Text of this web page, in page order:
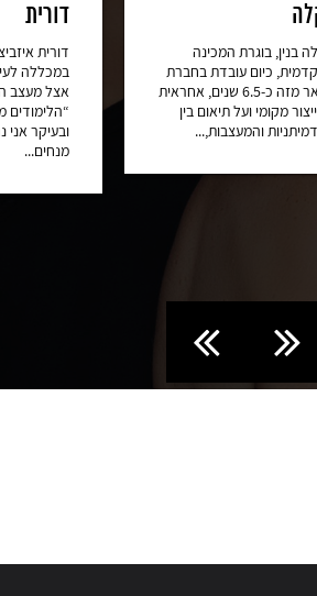
בנין, בוגרת המכינה
כיום עובדת בחברת
רנואר מזה כ-6.5 שנים, אחראית
מקומי ועל תיאום בין
והמעצבות,...
דורית
דורית
במכללה
אצל מעצב
“הלימודים
ובעיקר אני
מנחים...